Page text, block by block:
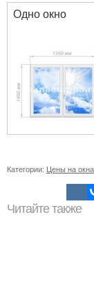
Одно окно
Категории: Цены на окна
Читайте также